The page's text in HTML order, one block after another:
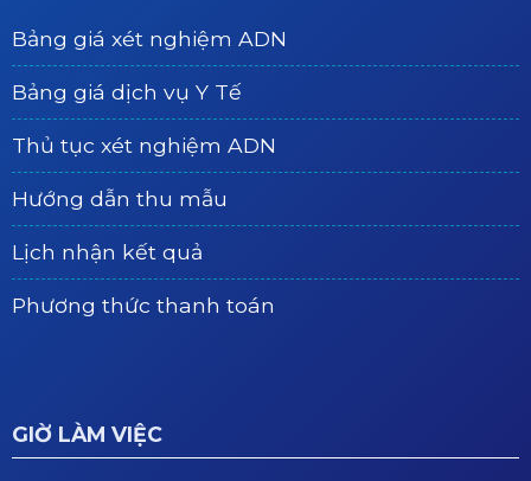
Bảng giá xét nghiệm ADN
Bảng giá dịch vụ Y Tế
Thủ tục xét nghiệm ADN
Hướng dẫn thu mẫu
Lịch nhận kết quả
Phương thức thanh toán
GIỜ LÀM VIỆC